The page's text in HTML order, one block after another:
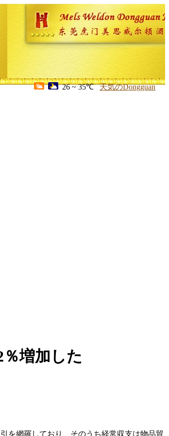
26 ~ 35℃ 天気のDongguan
増加した
を網羅しており、そのうち経常収支は物品貿